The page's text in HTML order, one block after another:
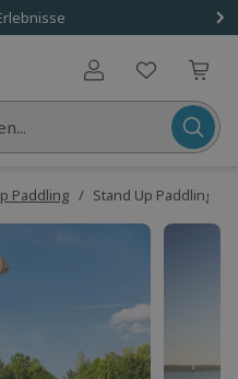
Benutzerkonto
Paddling / Stand Up Paddling